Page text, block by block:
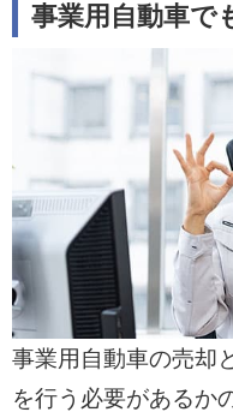
事業用自動車で
事業用自動車の売却
を行う必要があるか